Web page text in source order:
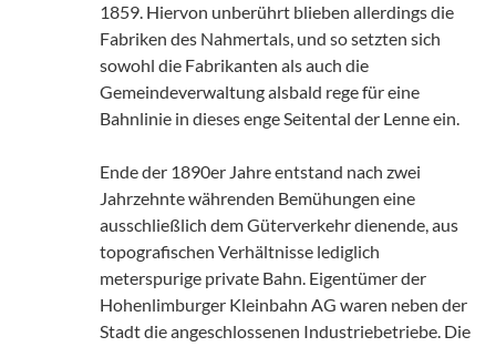
1859. Hiervon unberührt blieben allerdings die
Fabriken des Nahmertals, und so setzten sich
sowohl die Fabrikanten als auch die
Gemeindeverwaltung alsbald rege für eine
Bahnlinie in dieses enge Seitental der Lenne ein.
Ende der 1890er Jahre entstand nach zwei
Jahrzehnte währenden Bemühungen eine
ausschließlich dem Güterverkehr dienende, aus
topografischen Verhältnisse lediglich
meterspurige private Bahn. Eigentümer der
Hohenlimburger Kleinbahn AG waren neben der
Stadt die angeschlossenen Industriebetriebe. Die